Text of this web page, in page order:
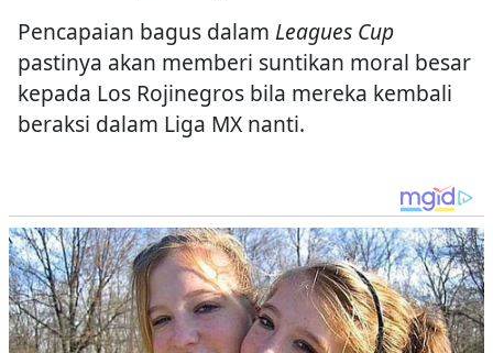
Pencapaian bagus dalam Leagues Cup
pastinya akan memberi suntikan moral besar
kepada Los Rojinegros bila mereka kembali
beraksi dalam Liga MX nanti.